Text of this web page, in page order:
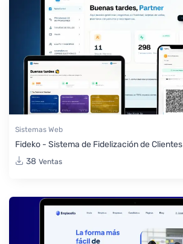
Sistemas Web
Fideko - Sistema de Fidelización de Clientes
38 Ventas